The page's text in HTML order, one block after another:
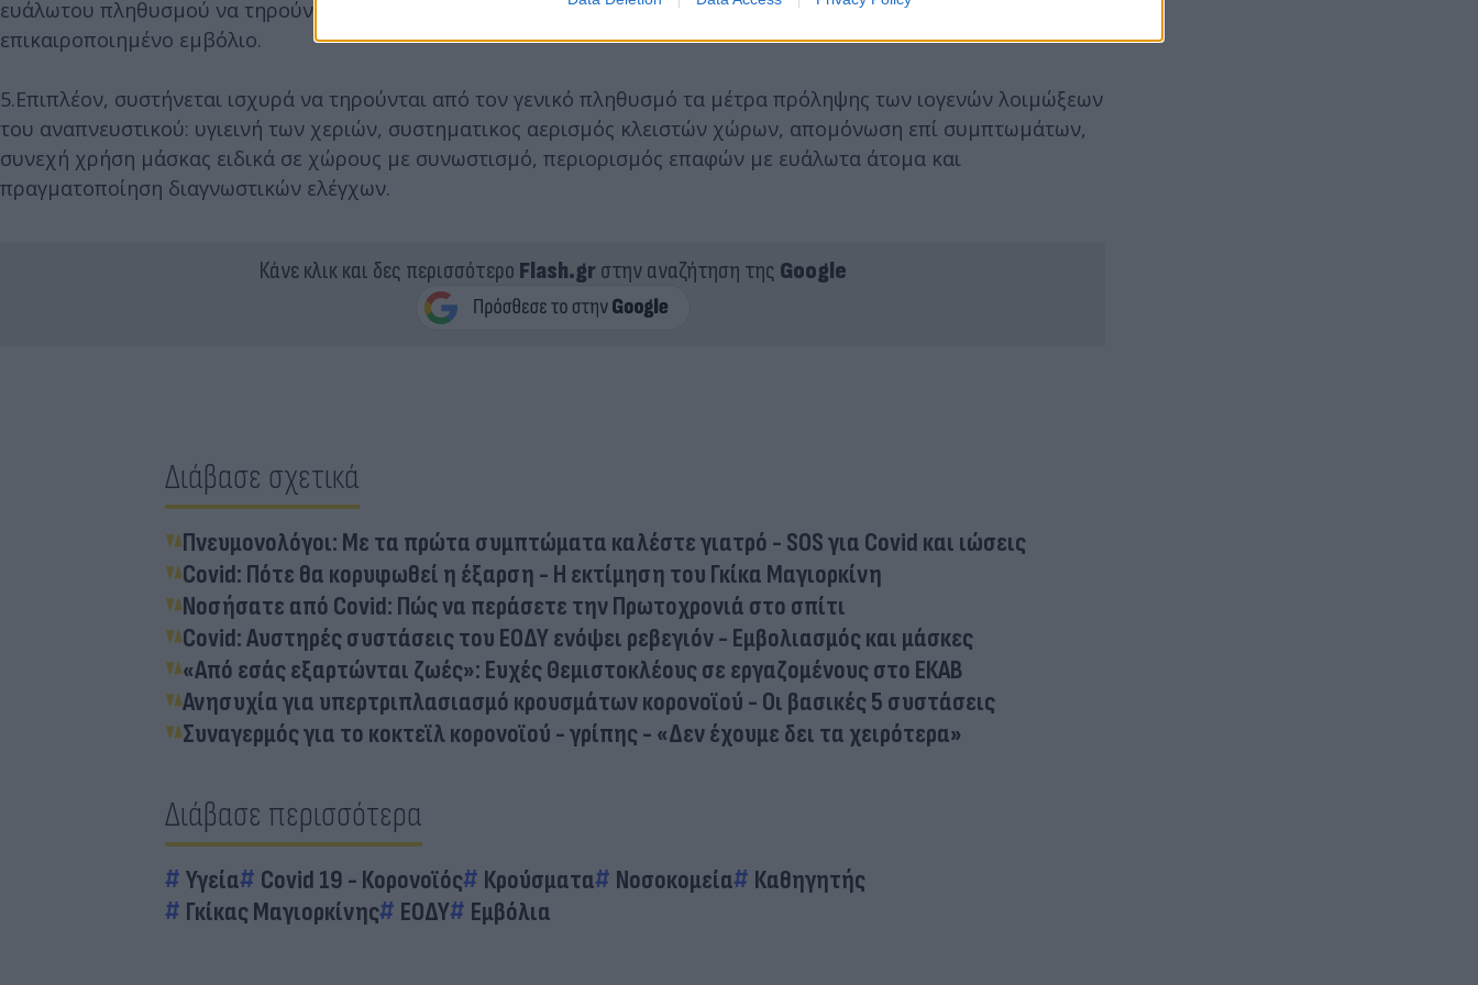
ευάλωτου πληθυσμού να τηρούν τα μέτρα πρόληψης και να εμβολιάζονται κατά της γρίπης και του Covid με το
επικαιροποιημένο εμβόλιο.
5.Επιπλέον, συστήνεται ισχυρά να τηρούνται από τον γενικό πληθυσμό τα μέτρα πρόληψης των ιογενών λοιμώξεων
του αναπνευστικού: υγιεινή των χεριών, συστηματικος αερισμός κλειστών χώρων, απομόνωση επί συμπτωμάτων,
συνεχή χρήση μάσκας ειδικά σε χώρους με συνωστισμό, περιορισμός επαφών με ευάλωτα άτομα και
πραγματοποίηση διαγνωστικών ελέγχων.
Κάνε κλικ και δες περισσότερο Flash.grστην αναζήτηση της Google
Διάβασε σχετικά
Πνευμονολόγοι: Με τα πρώτα συμπτώματα καλέστε γιατρό - SOS για Covid και ιώσεις
Covid: Πότε θα κορυφωθεί η έξαρση - Η εκτίμηση του Γκίκα Μαγιορκίνη
Νοσήσατε από Covid: Πώς να περάσετε την Πρωτοχρονιά στο σπίτι
Covid: Aυστηρές συστάσεις του ΕΟΔΥ ενόψει ρεβεγιόν - Εμβολιασμός και μάσκες
«Από εσάς εξαρτώνται ζωές»: Ευχές Θεμιστοκλέους σε εργαζομένους στο ΕΚΑΒ
Ανησυχία για υπερτριπλασιασμό κρουσμάτων κορονοϊού - Οι βασικές 5 συστάσεις
Συναγερμός για το κοκτεϊλ κορονοϊού - γρίπης - «Δεν έχουμε δει τα χειρότερα»
Διάβασε περισσότερα
Υγεία Covid 19 - Κορονοϊός Κρούσματα Νοσοκομεία
Καθηγητής
Γκίκας Μαγιορκίνης
ΕΟΔΥ Εμβόλια